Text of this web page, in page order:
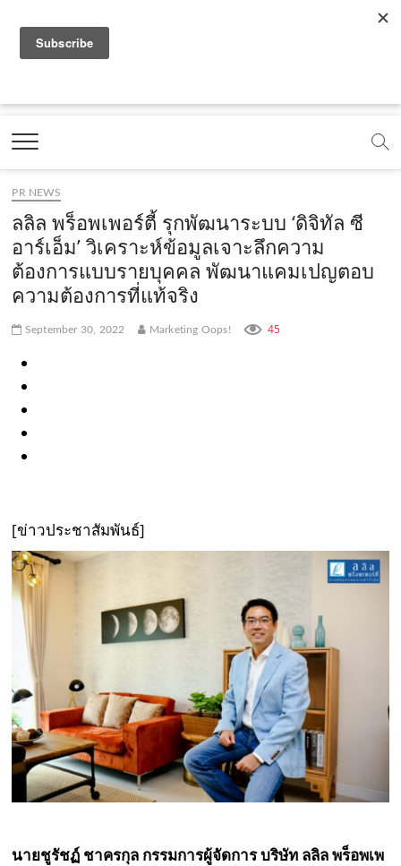
a
e
b
o
o
k
.
c
o
o
t
b
.
c
o
m
.
o
e
m
t
g
a
m
.
c
t
k
c
o
m
Marketing Oops!
DIGITAL | CREATIVE | ADVERTISING | CAMPAIGN |
PR NEWS
ลลิล พร็อพเพอร์ตี้ รุกพัฒนาระบบ ‘ดิจิทัล ซี
อาร์เอ็ม’ วิเคราะห์ข้อมูลเจาะลึกความ
ต้องการแบบรายบุคคล พัฒนาแคมเปญตอบ
ความต้องการที่แท้จริง
September 30, 2022 Marketing Oops! 45
[ข่าวประชาสัมพันธ์]
นายชูรัชฏ์ ชาครกุล กรรมการผู้จัดการ บริษัท ลลิล พร็อพเพ